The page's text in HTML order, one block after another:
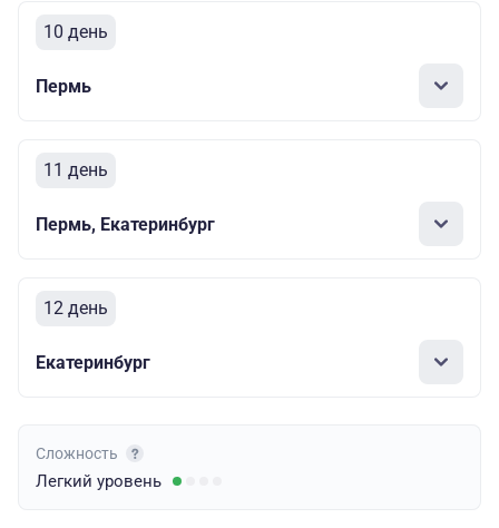
10 день
Пермь
11 день
Пермь, Екатеринбург
12 день
Екатеринбург
Сложность
Легкий уровень